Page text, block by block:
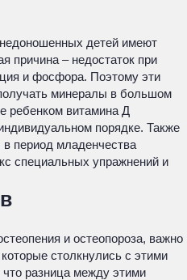
детей имеют
причина – недостаток при
и фосфора. Поэтому эти
минералы в большом
ребенком витамина Д
порядке. Также
период младенчества
специальных упражнений и
и остеопороза, важно
столкнулись с этими
разница между этими